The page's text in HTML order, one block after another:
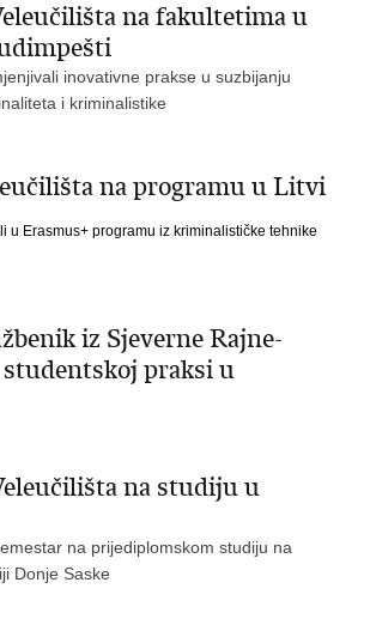
na fakultetima u
inovativne prakse u suzbijanju
i kriminalistike
na programu u Litvi
u Erasmus+ programu iz kriminalističke tehnike
iz Sjeverne Rajne-
praksi u
na studiju u
na prijediplomskom studiju na
Donje Saske